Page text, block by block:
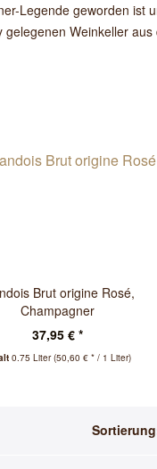
Legende geworden ist
Weinkeller
Brut origine Rosé,
Champagner
37,95 € *
0.75 Liter(50,60 € * / 1 Liter)